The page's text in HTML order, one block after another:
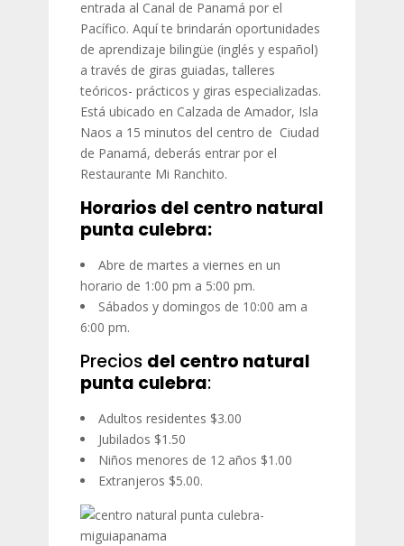
entrada al Canal de Panamá por el
Pacífico. Aquí te brindarán oportunidades
de aprendizaje bilingüe (inglés y español)
a través de giras guiadas, talleres
teóricos- prácticos y giras especializadas.
Está ubicado en Calzada de Amador, Isla
Naos a 15 minutos del centro de Ciudad
de Panamá, deberás entrar por el
Restaurante Mi Ranchito.
Horarios del centro natural
punta culebra:
Abre de martes a viernes en un
horario de 1:00 pm a 5:00 pm.
Sábados y domingos de 10:00 am a
6:00 pm.
Precios del centro natural
punta culebra:
Adultos residentes $3.00
Jubilados $1.50
Niños menores de 12 años $1.00
Extranjeros $5.00.